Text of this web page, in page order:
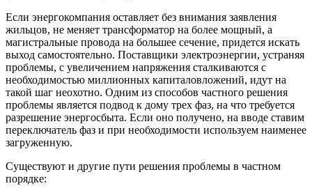
Если энергокомпания оставляет без внимания заявления
жильцов, не меняет трансформатор на более мощный, а
магистральные провода на большее сечение, придется искать
выход самостоятельно. Поставщики электроэнергии, устраняя
проблемы, с увеличением напряжения сталкиваются с
необходимостью миллионных капиталовложений, идут на
такой шаг неохотно. Одним из способов частного решения
проблемы является подвод к дому трех фаз, на что требуется
разрешение энергосбыта. Если оно получено, на вводе ставим
переключатель фаз и при необходимости используем наименее
загруженную.
Существуют и другие пути решения проблемы в частном
порядке: